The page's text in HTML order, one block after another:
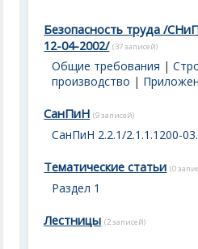
Безопасность труда /
12-04-2002/ (37 записей)
Общие требования |
производство |
СанПиН (9 записей)
СанПиН 2.2.1/2.1.1.1200-
Тематические статьи (0
Раздел 1
Лестницы (2 записей)